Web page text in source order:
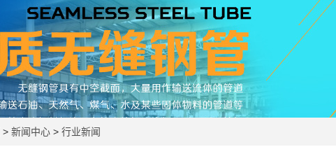
> 新闻中心 > 行业新闻